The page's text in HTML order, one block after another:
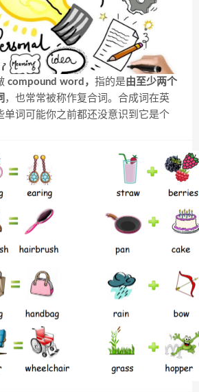
compound word， 指的是由至少两个
，也常常被称作复合词。合成词在英
单词可能你之前都还没意识到它是个